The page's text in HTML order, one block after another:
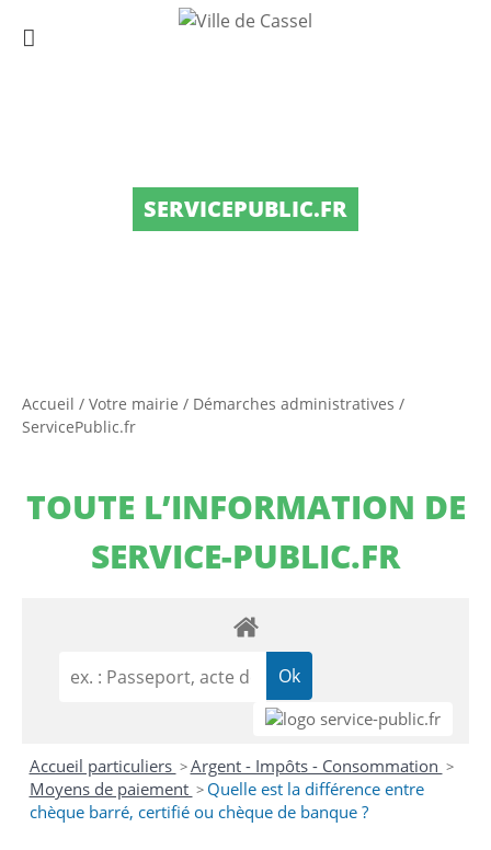
SERVICEPUBLIC.FR
Accueil / Votre mairie / Démarches administratives /
ServicePublic.fr
TOUTE L’INFORMATION DE
SERVICE-PUBLIC.FR
Accueil particuliers >Argent - Impôts - Consommation >
Moyens de paiement > Quelle est la différence entre
chèque barré, certifié ou chèque de banque ?